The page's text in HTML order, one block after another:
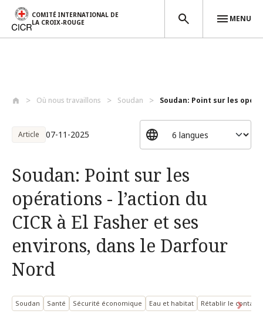
COMITÉ INTERNATIONAL DE
LA CROIX-ROUGE
MENU
Où nous travaillons Soudan Soudan: Point sur les
Article 07-11-2025
Soudan: Point sur les
opérations - l’action du
CICR à El Fasher et ses
environs, dans le Darfour
Nord
Soudan Santé Sécurité économique Eau et habitat Rétablir le contact